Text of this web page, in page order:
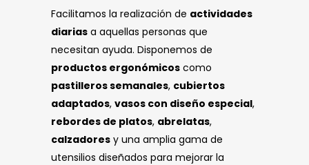
Facilitamos la realización de actividades
diarias a aquellas personas que
necesitan ayuda. Disponemos de
productos ergonómicos como
pastilleros semanales, cubiertos
adaptados, vasos con diseño especial,
rebordes de platos, abrelatas,
calzadores y una amplia gama de
utensilios diseñados para mejorar la